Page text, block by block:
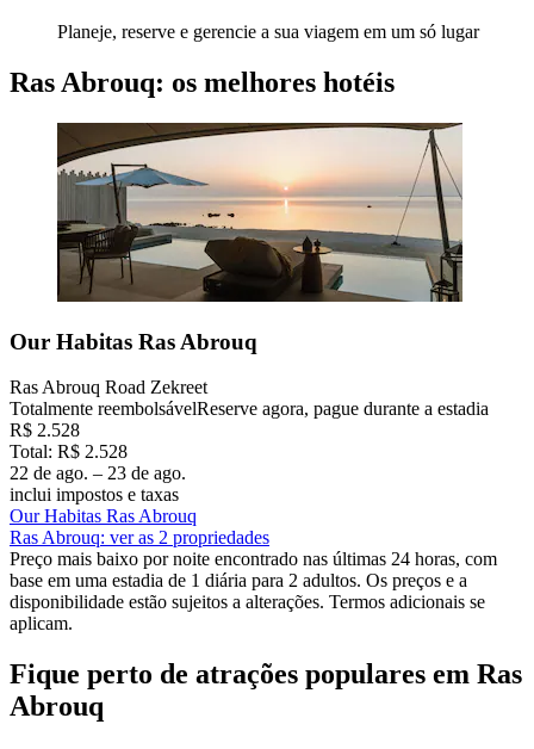
Planeje, reserve e gerencie a sua viagem em um só lugar
Ras Abrouq: os melhores hotéis
Our Habitas Ras Abrouq
Ras Abrouq Road Zekreet
Totalmente reembolsávelReserve agora, pague durante a estadia
R$ 2.528
Total: R$ 2.528
22 de ago. – 23 de ago.
inclui impostos e taxas
Our Habitas Ras Abrouq
Ras Abrouq: ver as 2 propriedades
Preço mais baixo por noite encontrado nas últimas 24 horas, com
base em uma estadia de 1 diária para 2 adultos. Os preços e a
disponibilidade estão sujeitos a alterações. Termos adicionais se
aplicam.
Fique perto de atrações populares em Ras
Abrouq